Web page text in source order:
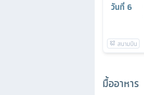
วันที่ 6
มื้ออาหาร